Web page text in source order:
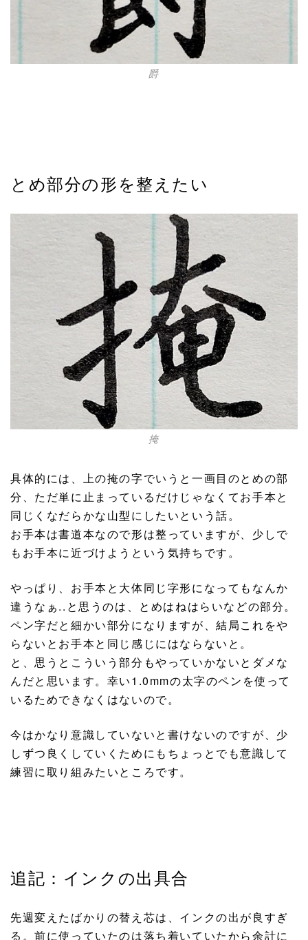
爵
とめ部分の形を整えたい
掩
具体的には、上の掩の字でいうと一画目のとめの部
分、ただ単に止まっているだけじゃなくてお手本と
同じくなだらかな山型にしたいという話。
お手本は書道本なので形は整っていますが、少しで
もお手本に近づけようという気持ちです。
やっぱり、お手本と大体同じ字形になってもなんか
違うなぁ..と思うのは、とめはねはらいなどの部分。
ペン字だと細かい部分になりますが、結局これをや
らないとお手本と同じ感じにはならないと。
と、思うとこういう部分もやっていかないとダメな
んだと思います。幸い1.0mmの太字のペンを使って
いるためできなくはないので。
今はかなり意識していないと書けないのですが、少
しずつ良くしていくためにもちょっとでも意識して
練習に取り組みたいところです。
追記：インクの出具合
先週変えたばかりの替え芯は、インクの出が良すぎ
る。前に使っていたのは落ち着いていたから余計に